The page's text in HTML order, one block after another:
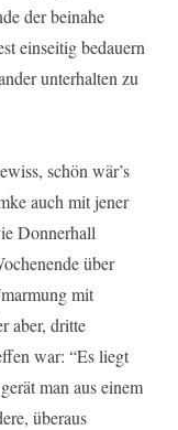
der beinahe
einseitig bedauern
unterhalten zu
schön wär’s
auch mit jener
Donnerhall
über
mit
aber, dritte
war: “Es liegt
man aus einem
überaus